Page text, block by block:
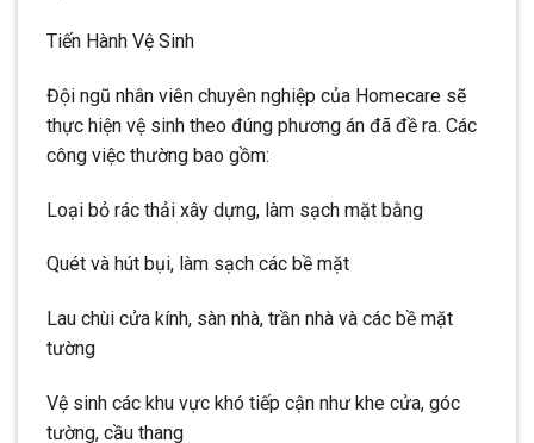
Tiến Hành Vệ Sinh
Đội ngũ nhân viên chuyên nghiệp của Homecare sẽ
thực hiện vệ sinh theo đúng phương án đã đề ra. Các
công việc thường bao gồm:
Loại bỏ rác thải xây dựng, làm sạch mặt bằng
Quét và hút bụi, làm sạch các bề mặt
Lau chùi cửa kính, sàn nhà, trần nhà và các bề mặt
tường
Vệ sinh các khu vực khó tiếp cận như khe cửa, góc
tường, cầu thang